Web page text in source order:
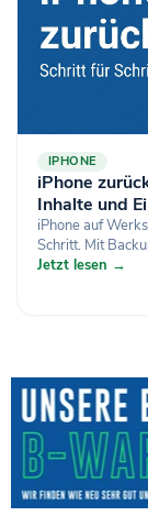
IPHONE
iPhone
Inhalte und
iPhone auf
Schritt. Mit
Jetzt lesen →